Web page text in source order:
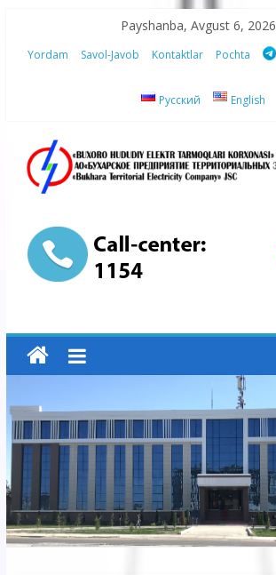
content
Payshanba, Avgust 6, 2026
Yordam Savol-Javob Kontaktlar Pochta
Русский English
“Buxoro
hududiy
elektr
tarmoqlari
korxonasi”
AJ
“Buxoro
hududiy